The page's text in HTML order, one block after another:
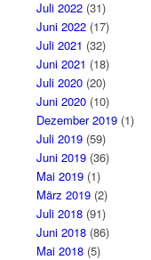
Juli 2022(31)
Juni 2022(17)
Juli 2021 (32)
Juni 2021 (18)
Juli 2020(20)
Juni 2020(10)
Dezember 2019(1)
Juli 2019(59)
Juni 2019(36)
Mai 2019(1)
März 2019(2)
Juli 2018(91)
Juni 2018(86)
Mai 2018(5)